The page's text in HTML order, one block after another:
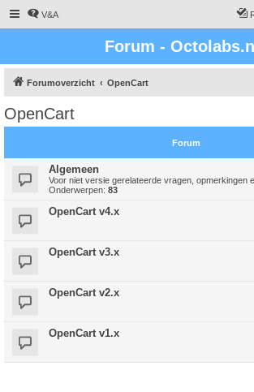
V&A
Forum - Octolabs.nl
Forumoverzicht OpenCart
OpenCart
Forum
Algemeen
Voor niet versie gerelateerde vragen, opmerkingen
Onderwerpen: 83
OpenCart v4.x
OpenCart v3.x
OpenCart v2.x
OpenCart v1.x